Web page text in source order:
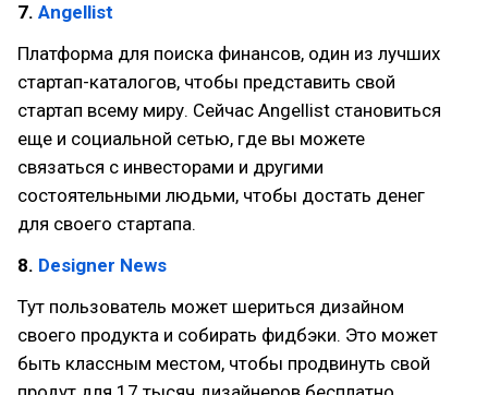
7. Angellist
Платформа для поиска финансов, один из лучших
стартап-каталогов, чтобы представить свой
стартап всему миру. Сейчас Angellist становиться
еще и социальной сетью, где вы можете
связаться с инвесторами и другими
состоятельными людьми, чтобы достать денег
для своего стартапа.
8. Designer News
Тут пользователь может шериться дизайном
своего продукта и собирать фидбэки. Это может
быть классным местом, чтобы продвинуть свой